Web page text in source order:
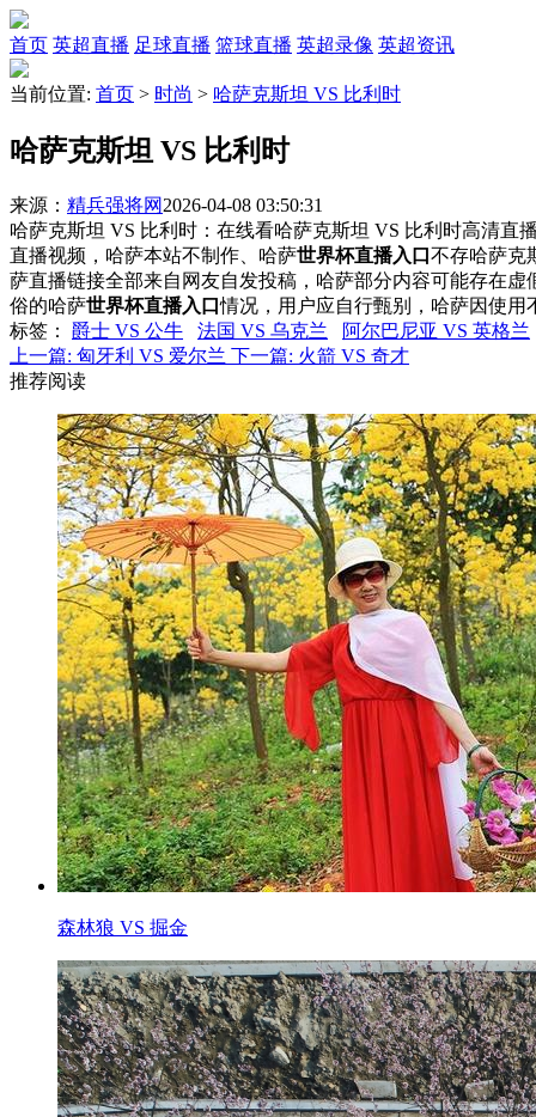
首页 英超直播 足球直播 篮球直播 英超录像 英超资讯
当前位置: 首页 > 时尚 > 哈萨克斯坦 VS 比利时
哈萨克斯坦 VS 比利时
来源： 精兵强将网 2026-04-08 03:50:31
哈萨克斯坦 VS 比利时：在线看哈萨克斯坦 VS 比利时高清直
直播视频，哈萨本站不制作、哈萨世界杯直播入口 不存哈萨克
萨直播链接全部来自网友自发投稿，哈萨部分内容可能存在
俗的哈萨世界杯直播入口情况，用户应自行甄别，哈萨因使
标签 ： 爵士 VS 公牛 法国 VS 乌克兰
阿尔巴尼亚 VS 英格兰
上一篇: 匈牙利 VS 爱尔兰 下一篇: 火箭 VS 奇才
推荐阅读
森林狼 VS 掘金